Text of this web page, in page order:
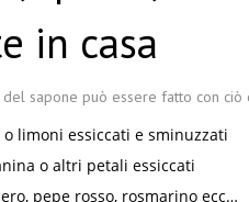
in casa
sapone può essere fatto con ciò
o limoni essiccati e sminuzzati
o altri petali essiccati
pepe rosso, rosmarino ecc…